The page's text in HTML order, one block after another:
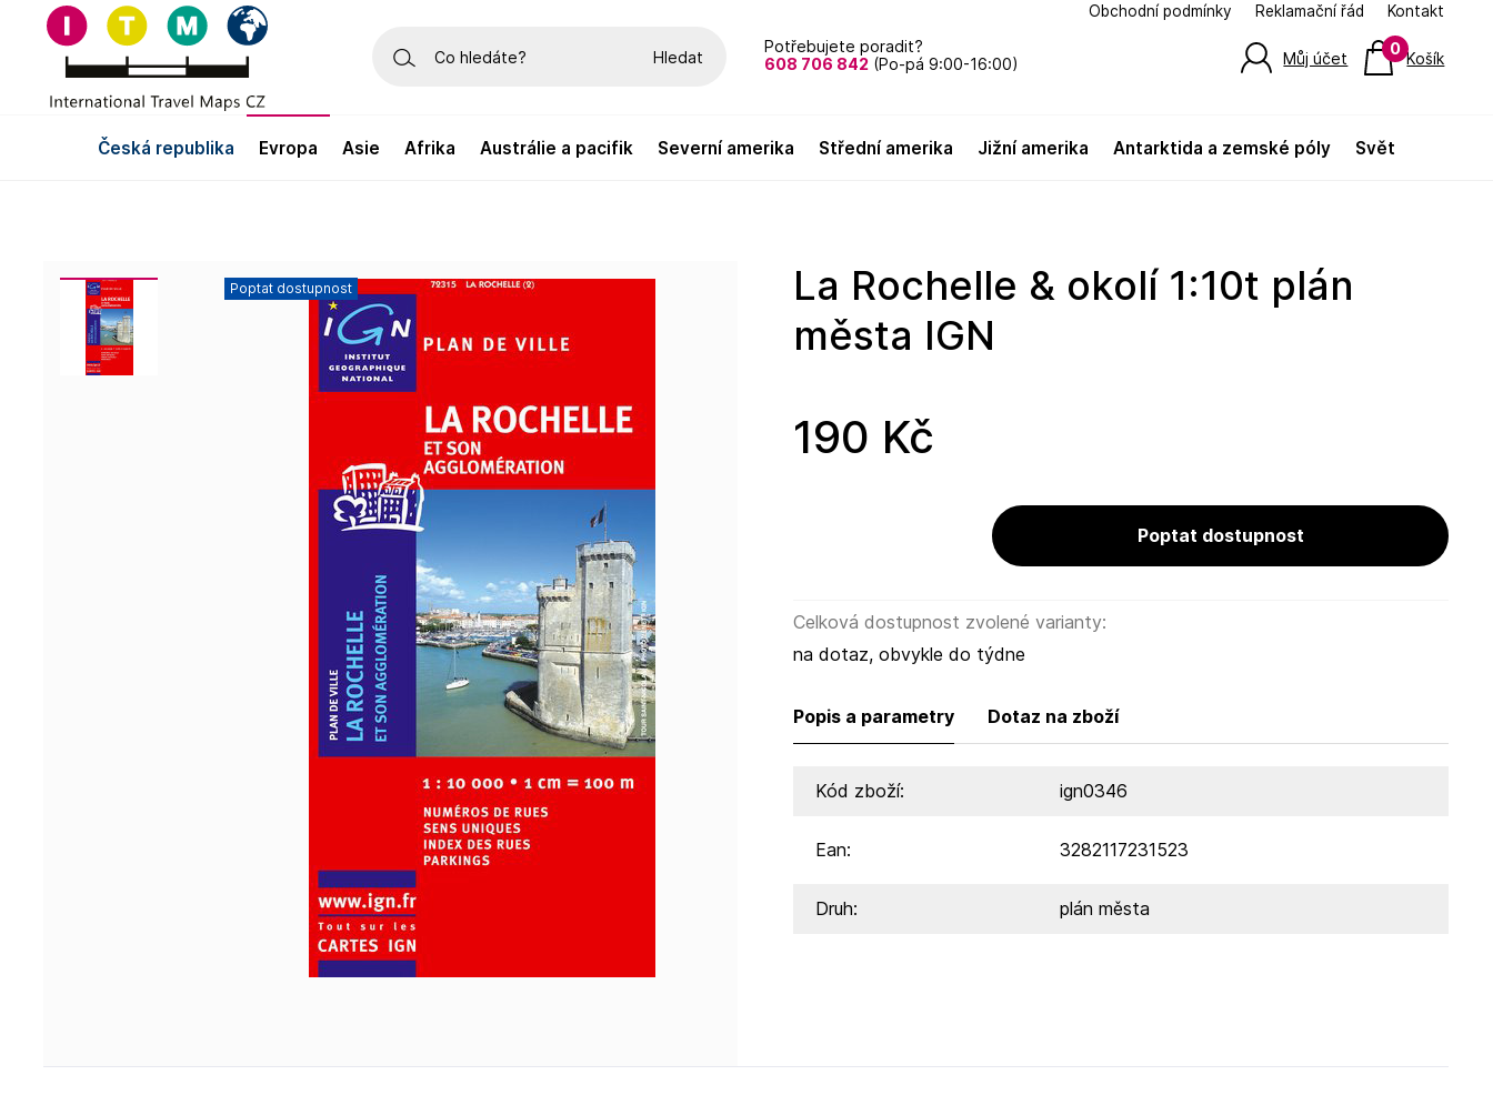
Poptat dostupnost
La Rochelle & okolí 1:10t plán
města IGN
190 Kč
Poptat dostupnost
Celková dostupnost zvolené varianty:
na dotaz, obvykle do týdne
Popis a parametry Dotaz na zboží
Kód zboží: ign0346
Ean: 3282117231523
Druh: plán města
Potřebujete poradit?
608 706 842(Po-pá 9:00-16:00)
Obchodní podmínky Reklamační řád Kontakt
Hledat Můj účet Košík
0
česká republika evropa asie afrika austrálie a pacifik severní amerika střední amerika jižní amerika antarktida a zemské póly svět